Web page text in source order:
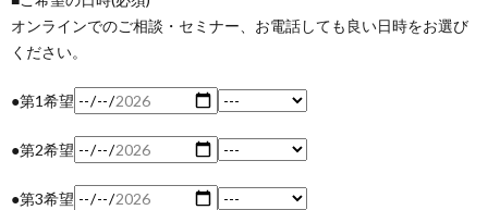
オンラインでのご相談・セミナー、お電話しても良い日時をお選び
ください。
●第1希望
●第2希望
●第3希望